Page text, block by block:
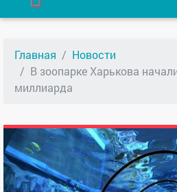
Главная
Новости
В зоопарке Харькова
миллиарда